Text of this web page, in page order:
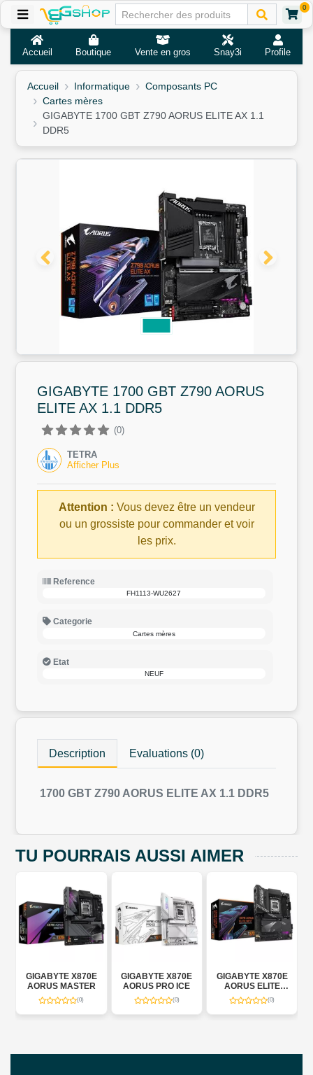
0
Accueil Boutique Vente en gros Snay3i Profile
Accueil Informatique
Composants PC
Cartes mères
GIGABYTE 1700 GBT Z790 AORUS ELITE AX 1.1
DDR5
GIGABYTE 1700 GBT Z790 AORUS
ELITE AX 1.1 DDR5
(0)
TETRA
Afficher Plus
Attention : Vous devez être un vendeur
ou un grossiste pour commander et voir
les prix.
Reference
FH1113-WU2627
Categorie
Cartes mères
Etat
NEUF
Description Evaluations (0)
1700 GBT Z790 AORUS ELITE AX 1.1 DDR5
TU POURRAIS AUSSI AIMER
X870E
GIGABYTE X870E
AORUS PRO ICE
GIGABYTE X870E
AORUS ELITE
WIFI7
GIGABYTE
X870 GAMING
WIFI7